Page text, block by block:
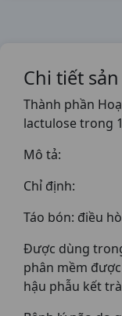
Chi tiết
Thành phần
lactulose trong
Mô tả:
Chỉ định:
Táo bón: điều
Được dùng
phân mềm
hậu phẫu kết